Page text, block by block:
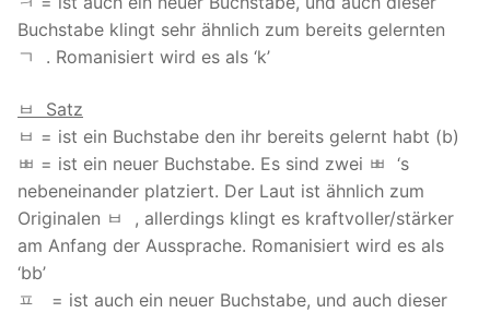
Buchstabe klingt sehr ähnlich zum bereits gelernten
ㄱ . Romanisiert wird es als ‘k’
ㅂ Satz
ㅂ = ist ein Buchstabe den ihr bereits gelernt habt (b)
ㅃ = ist ein neuer Buchstabe. Es sind zwei ㅃ ‘s
nebeneinander platziert. Der Laut ist ähnlich zum
Originalen ㅂ , allerdings klingt es kraftvoller/stärker
am Anfang der Aussprache. Romanisiert wird es als
‘bb’
ㅍ = ist auch ein neuer Buchstabe, und auch dieser